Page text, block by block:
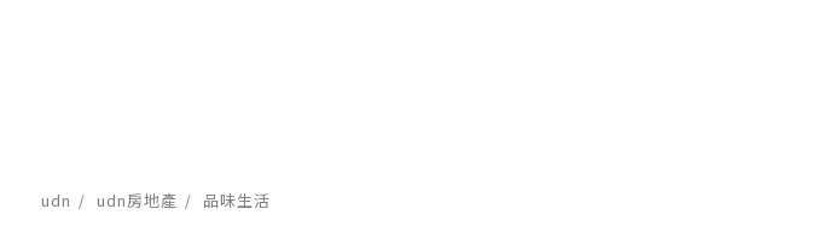
udn udn房地產 品味生活